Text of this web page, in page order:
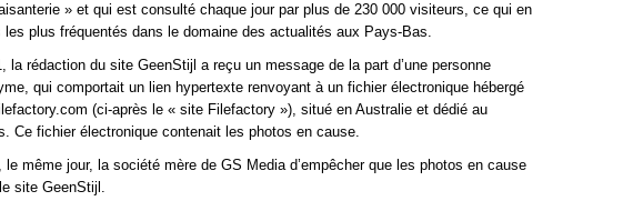
» et qui est consulté chaque jour par plus de 230 000 visiteurs, ce qui en
les plus fréquentés dans le domaine des actualités aux Pays-Bas.
la rédaction du site GeenStijl a reçu un message de la part d’une personne
qui comportait un lien hypertexte renvoyant à un fichier électronique hébergé
(ci-après le « site Filefactory »), situé en Australie et dédié au
Ce fichier électronique contenait les photos en cause.
même jour, la société mère de GS Media d’empêcher que les photos en cause
site GeenStijl.